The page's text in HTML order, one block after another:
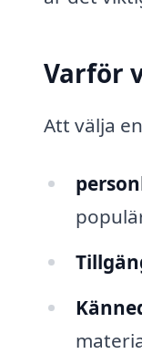
Varför
Att välja